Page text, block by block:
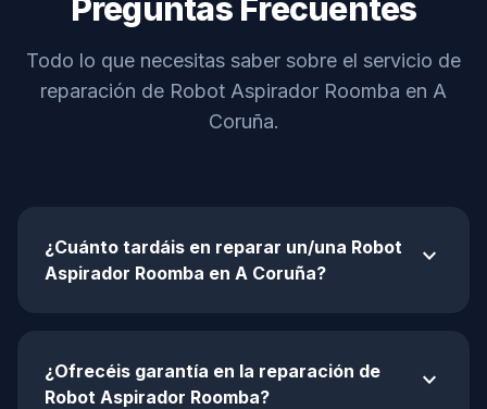
Preguntas Frecuentes
Todo lo que necesitas saber sobre el servicio de
reparación de Robot Aspirador Roomba en A
Coruña.
¿Cuánto tardáis en reparar un/una Robot
Aspirador Roomba en A Coruña?
expand_more
¿Ofrecéis garantía en la reparación de
Robot Aspirador Roomba?
expand_more